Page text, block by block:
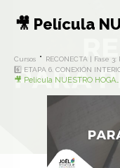
🎥 Película
Cursos
RECONECTA | Fase
6️⃣ ETAPA 6. CONEXIÓN
🎥 Película NUESTRO HOGAR